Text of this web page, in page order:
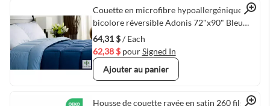
Quick View
Couette en microfibre hypoallergénique
bicolore réversible Adonis 72"x90" Bleu
coin/Royal
64,31 $/ Each
62,38 $ pourSigned In
Ajouter au panier
Housse de couette rayée en satin 260 fils